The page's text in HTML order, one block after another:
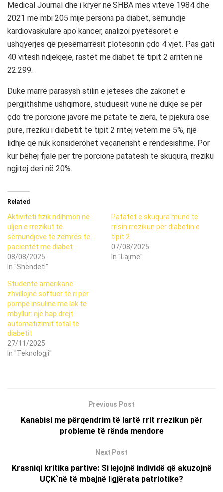
Medical Journal dhe i kryer në SHBA mes viteve 1984 dhe
2021 me mbi 205 mijë persona pa diabet, sëmundje
kardiovaskulare apo kancer, analizoi pyetësorët e
ushqyerjes që pjesëmarrësit plotësonin çdo 4 vjet. Pas gati
40 vitesh ndjekjeje, rastet me diabet të tipit 2 arritën në
22.299.
Duke marrë parasysh stilin e jetesës dhe zakonet e
përgjithshme ushqimore, studiuesit vunë në dukje se për
çdo tre porcione javore me patate të ziera, të pjekura ose
pure, rreziku i diabetit të tipit 2 rritej vetëm me 5%, një
lidhje që nuk konsiderohet veçanërisht e rëndësishme. Por
kur bëhej fjalë për tre porcione patatesh të skuqura, rreziku
ngjitej deri në 20%.
Related
Aktiviteti fizik ndihmon në
uljen e rrezikut të
sëmundjeve të zemrës te
pacientët me diabet
08/08/2025
In "Shëndeti"
Patatet e skuqura mund të
rrisin rrezikun për diabetin e
tipit 2
07/08/2025
In "Lajme"
Studentë amerikanë
zhvillojnë softuer të ri për
pompë insuline me lak të
mbyllur: një hap drejt
automatizimit total të
diabetit
27/11/2025
In "Teknologji"
Previous Post
Kanabisi me përqendrim të lartë rrit rrezikun për
probleme të rënda mendore
Next Post
Krasniqi kritika partive: Si lejojnë individë që akuzojnë
UÇK`në të mbajnë ligjërata patriotike?